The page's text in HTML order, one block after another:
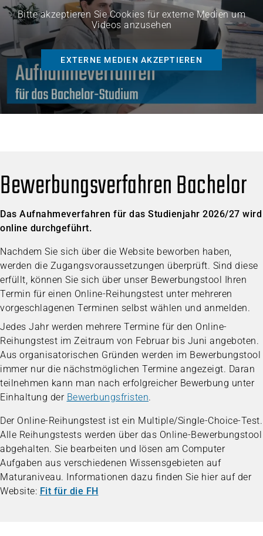
Bitte akzeptieren Sie Cookies für externe Medien um
Videos anzusehen
EXTERNE MEDIEN AKZEPTIEREN
Bewerbungsverfahren Bachelor
Das Aufnahmeverfahren für das Studienjahr 2026/27 wird
online durchgeführt.
Nachdem Sie sich über die Website beworben haben,
werden die Zugangsvoraussetzungen überprüft. Sind diese
erfüllt, können Sie sich über unser Bewerbungstool Ihren
Termin für einen Online-Reihungstest unter mehreren
vorgeschlagenen Terminen selbst wählen und anmelden.
Jedes Jahr werden mehrere Termine für den Online-
Reihungstest im Zeitraum von Februar bis Juni angeboten.
Aus organisatorischen Gründen werden im Bewerbungstool
immer nur die nächstmöglichen Termine angezeigt. Daran
teilnehmen kann man nach erfolgreicher Bewerbung unter
Einhaltung der Bewerbungsfristen.
Der Online-Reihungstest ist ein Multiple/Single-Choice-Test.
Alle Reihungstests werden über das Online-Bewerbungstool
abgehalten. Sie bearbeiten und lösen am Computer
Aufgaben aus verschiedenen Wissensgebieten auf
Maturaniveau. Informationen dazu finden Sie hier auf der
Website: Fit für die FH